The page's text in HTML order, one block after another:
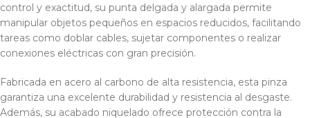
control y exactitud, su punta delgada y alargada permite
manipular objetos pequeños en espacios reducidos, facilitando
tareas como doblar cables, sujetar componentes o realizar
conexiones eléctricas con gran precisión.
Fabricada en acero al carbono de alta resistencia, esta pinza
garantiza una excelente durabilidad y resistencia al desgaste.
Además, su acabado niquelado ofrece protección contra la